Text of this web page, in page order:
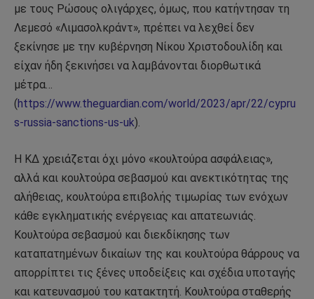
με τους Ρώσους ολιγάρχες, όμως, που κατήντησαν τη
Λεμεσό «Λιμασολκράντ», πρέπει να λεχθεί δεν
ξεκίνησε με την κυβέρνηση Νίκου Χριστοδουλίδη και
είχαν ήδη ξεκινήσει να λαμβάνονται διορθωτικά
μέτρα…
(https://www.theguardian.com/world/2023/apr/22/cypru
s-russia-sanctions-us-uk).
Η ΚΔ χρειάζεται όχι μόνο «κουλτούρα ασφάλειας»,
αλλά και κουλτούρα σεβασμού και ανεκτικότητας της
αλήθειας, κουλτούρα επιβολής τιμωρίας των ενόχων
κάθε εγκληματικής ενέργειας και απατεωνιάς.
Κουλτούρα σεβασμού και διεκδίκησης των
καταπατημένων δικαίων της και κουλτούρα θάρρους να
απορρίπτει τις ξένες υποδείξεις και σχέδια υποταγής
και κατευνασμού του κατακτητή. Κουλτούρα σταθερής